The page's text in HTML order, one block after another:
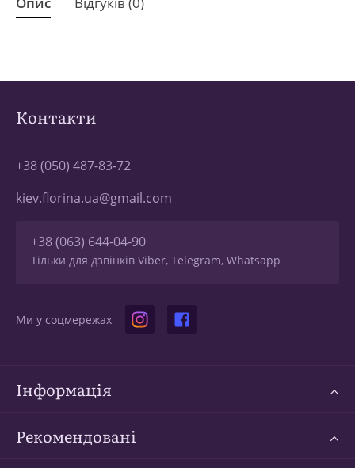
Контакти
+38 (050) 487-83-72
kiev.florina.ua@gmail.com
+38 (063) 644-04-90
Тільки для дзвінків Viber, Telegram, Whatsapp
Ми у соцмережах
Інформація
Рекомендовані